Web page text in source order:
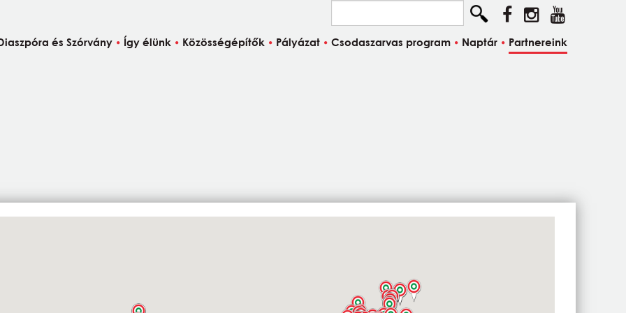
és Szórvány Így élünk Közösségépítők Pályázat Csodaszarvas program Naptár Partnereink